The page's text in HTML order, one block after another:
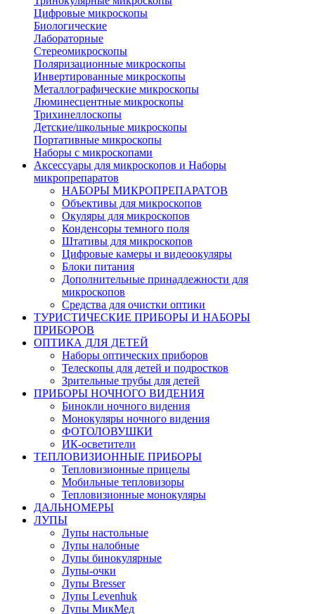
Цифровые микроскопы
Биологические
Лабораторные
Стереомикроскопы
Поляризационные микроскопы
Инвертированные микроскопы
Металлографические микроскопы
Люминесцентные микроскопы
Трихинеллоскопы
Детские/школьные микроскопы
Портативные микроскопы
Наборы с микроскопами
Аксессуары для микроскопов и Наборы
микропрепаратов
НАБОРЫ МИКРОПРЕПАРАТОВ
Объективы для микроскопов
Окуляры для микроскопов
Конденсоры темного поля
Штативы для микроскопов
Цифровые камеры и видеоокуляры
Блоки питания
Дополнительные принадлежности для
микроскопов
Средства для очистки оптики
ТУРИСТИЧЕСКИЕ ПРИБОРЫ И НАБОРЫ
ПРИБОРОВ
ОПТИКА ДЛЯ ДЕТЕЙ
Наборы оптических приборов
Телескопы для детей и подростков
Зрительные трубы для детей
ПРИБОРЫ НОЧНОГО ВИДЕНИЯ
Бинокли ночного видения
Монокуляры ночного видения
ФОТОЛОВУШКИ
ИК-осветители
ТЕПЛОВИЗИОННЫЕ ПРИБОРЫ
Тепловизионные прицелы
Мобильные тепловизоры
Тепловизионные монокуляры
ДАЛЬНОМЕРЫ
ЛУПЫ
Лупы настольные
Лупы налобные
Лупы бинокулярные
Лупы-очки
Лупы Bresser
Лупы Levenhuk
Лупы МикМед